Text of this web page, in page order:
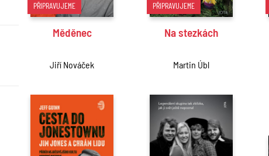
PŘIPRAVUJEME
Měděnec
Jiří Nováček
PŘIPRAVUJEME
Na stezkách
Martin Úbl